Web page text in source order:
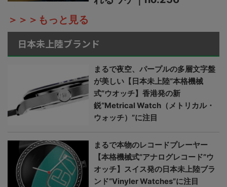
＞＞＞もっと見る
日本未上陸ブランド
まるで夜空、パープルの多層文字盤
が美しい【日本未上陸“本格機械
式”ウオッチ】香港発の新
鋭“Metrical Watch（メトリカル・
ウォッチ）”に注目
まるで本物のレコードプレーヤー
【本格機械式“アナログレコード”ウ
オッチ】スイス発の日本未上陸ブラ
ンド“Vinyler Watches”に注目